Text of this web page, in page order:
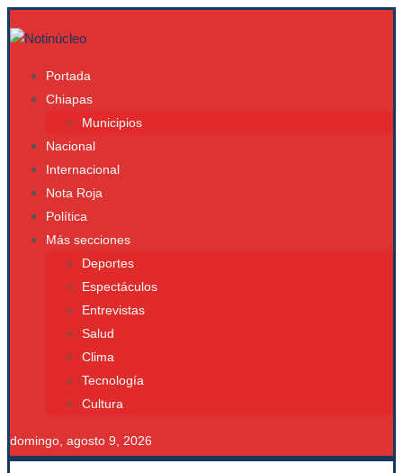
Portada
Chiapas
Municipios
Nacional
Internacional
Nota Roja
Política
Más secciones
Deportes
Espectáculos
Entrevistas
Salud
Clima
Tecnología
Cultura
domingo, agosto 9, 2026